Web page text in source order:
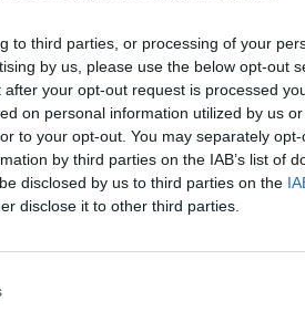
to third parties, or processing of your
by us, please use the below opt-out
your opt-out request is processed
on personal information utilized by us
to your opt-out. You may separately
by third parties on the IAB’s list of
disclosed by us to third parties on the
disclose it to other third parties.
saa jälleen
Hänen paikkansa